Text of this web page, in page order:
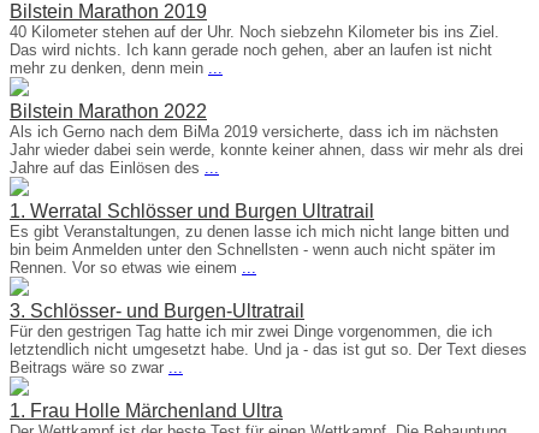
Bilstein Marathon 2019
40 Kilometer stehen auf der Uhr. Noch siebzehn Kilometer bis ins Ziel.
Das wird nichts. Ich kann gerade noch gehen, aber an laufen ist nicht
mehr zu denken, denn mein ...
Bilstein Marathon 2022
Als ich Gerno nach dem BiMa 2019 versicherte, dass ich im nächsten
Jahr wieder dabei sein werde, konnte keiner ahnen, dass wir mehr als drei
Jahre auf das Einlösen des ...
1. Werratal Schlösser und Burgen Ultratrail
Es gibt Veranstaltungen, zu denen lasse ich mich nicht lange bitten und
bin beim Anmelden unter den Schnellsten - wenn auch nicht später im
Rennen. Vor so etwas wie einem ...
3. Schlösser- und Burgen-Ultratrail
Für den gestrigen Tag hatte ich mir zwei Dinge vorgenommen, die ich
letztendlich nicht umgesetzt habe. Und ja - das ist gut so. Der Text dieses
Beitrags wäre so zwar ...
1. Frau Holle Märchenland Ultra